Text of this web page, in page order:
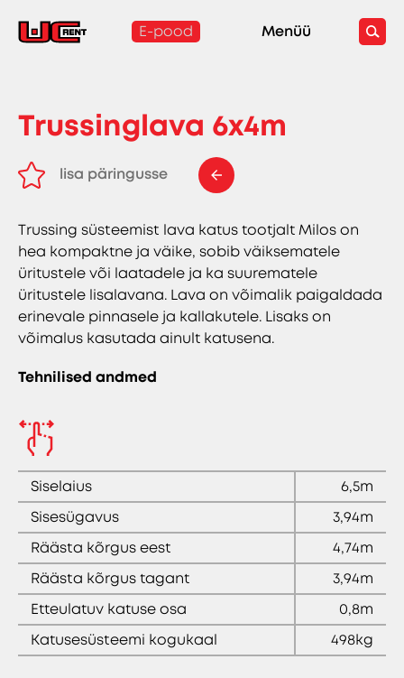
E-pood Menüü
Trussinglava 6x4m
lisa päringusse
Trussing süsteemist lava katus tootjalt Milos on
hea kompaktne ja väike, sobib väiksematele
üritustele või laatadele ja ka suurematele
üritustele lisalavana. Lava on võimalik paigaldada
erinevale pinnasele ja kallakutele. Lisaks on
võimalus kasutada ainult katusena.
Tehnilised andmed
Siselaius
6,5m
Sisesügavus
3,94m
Räästa kõrgus eest
4,74m
Räästa kõrgus tagant
3,94m
Etteulatuv katuse osa
0,8m
Katusesüsteemi kogukaal
498kg